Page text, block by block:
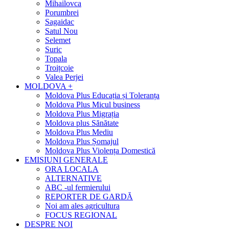
Mihailovca
Porumbrei
Sagaidac
Satul Nou
Selemet
Suric
Topala
Troițcoie
Valea Perjei
MOLDOVA +
Moldova Plus Educația și Toleranța
Moldova Plus Micul business
Moldova Plus Migrația
Moldova plus Sănătate
Moldova Plus Mediu
Moldova Plus Șomajul
Moldova Plus Violența Domestică
EMISIUNI GENERALE
ORA LOCALA
ALTERNATIVE
ABC -ul fermierului
REPORTER DE GARDĂ
Noi am ales agricultura
FOCUS REGIONAL
DESPRE NOI